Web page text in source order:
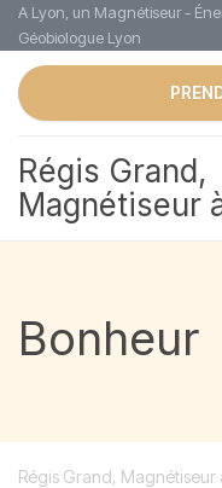
A Lyon, un Magnétiseur -
Géobiologue Lyon
Régis Grand,
Magnétiseur
Bonheur
Régis Grand, Magnétiseur